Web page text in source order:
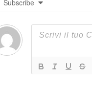
Subscribe